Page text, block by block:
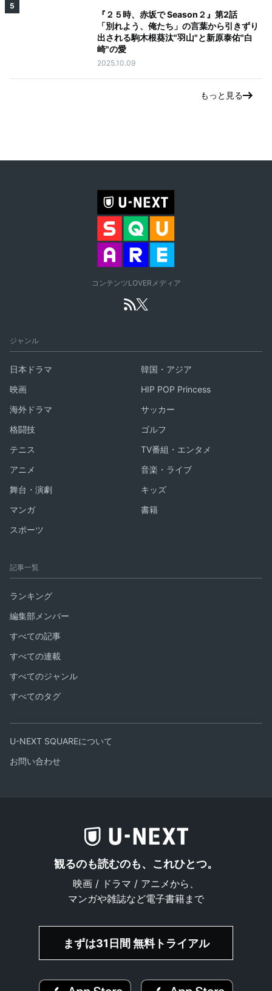
5
『２５時、赤坂で Season２』第2話
「別れよう、俺たち」の言葉から引きずり
出される駒木根葵汰"羽山"と新原泰佑"白
崎"の愛
2025.10.09
もっと見る
コンテンツLOVERメディア
ジャンル
日本ドラマ
韓国・アジア
映画
HIP POP Princess
海外ドラマ
サッカー
格闘技
ゴルフ
テニス
TV番組・エンタメ
アニメ
音楽・ライブ
舞台・演劇
キッズ
マンガ
書籍
スポーツ
記事一覧
ランキング
編集部メンバー
すべての記事
すべての連載
すべてのジャンル
すべてのタグ
U-NEXT SQUAREについて
お問い合わせ
観るのも読むのも、これひとつ。
映画 / ドラマ / アニメから、
マンガや雑誌など電子書籍まで
まずは31日間 無料トライアル